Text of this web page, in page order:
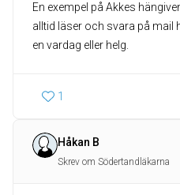
En exempel på Akkes
alltid läser och svara på mail
1
Håkan B
Skrev om Södertandläkarna